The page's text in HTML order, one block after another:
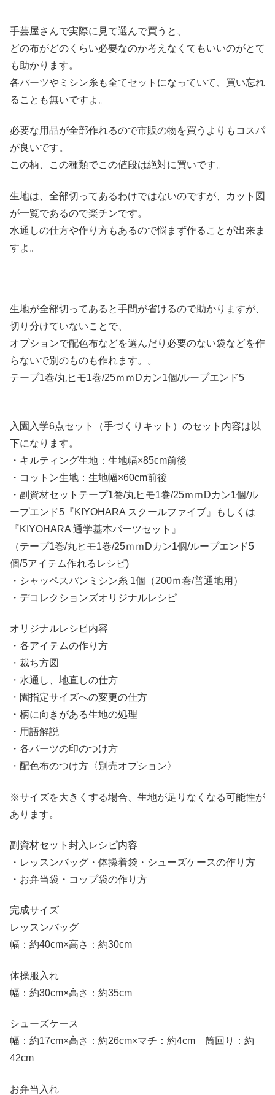
手芸屋さんで実際に見て選んで買うと、
どの布がどのくらい必要なのか考えなくてもいいのがとて
も助かります。
各パーツやミシン糸も全てセットになっていて、買い忘れ
ることも無いですよ。
必要な用品が全部作れるので市販の物を買うよりもコスパ
が良いです。
この柄、この種類でこの値段は絶対に買いです。
生地は、全部切ってあるわけではないのですが、カット図
が一覧であるので楽チンです。
水通しの仕方や作り方もあるので悩まず作ることが出来ま
すよ。
生地が全部切ってあると手間が省けるので助かりますが、
切り分けていないことで、
オプションで配色布などを選んだり必要のない袋などを作
らないで別のものも作れます。。
テープ1巻/丸ヒモ1巻/25ｍｍDカン1個/ループエンド5
入園入学6点セット（手づくりキット）のセット内容は以
下になります。
・キルティング生地：生地幅×85cm前後
・コットン生地：生地幅×60cm前後
・副資材セットテープ1巻/丸ヒモ1巻/25ｍｍDカン1個/ル
ープエンド5『KIYOHARA スクールファイブ』もしくは
『KIYOHARA 通学基本パーツセット』
（テープ1巻/丸ヒモ1巻/25ｍｍDカン1個/ループエンド5
個/5アイテム作れるレシピ)
・シャッペスパンミシン糸 1個（200ｍ巻/普通地用）
・デコレクションズオリジナルレシピ
オリジナルレシピ内容
・各アイテムの作り方
・裁ち方図
・水通し、地直しの仕方
・園指定サイズへの変更の仕方
・柄に向きがある生地の処理
・用語解説
・各パーツの印のつけ方
・配色布のつけ方〈別売オプション〉
※サイズを大きくする場合、生地が足りなくなる可能性が
あります。
副資材セット封入レシピ内容
・レッスンバッグ・体操着袋・シューズケースの作り方
・お弁当袋・コップ袋の作り方
完成サイズ
レッスンバッグ
幅：約40cm×高さ：約30cm
体操服入れ
幅：約30cm×高さ：約35cm
シューズケース
幅：約17cm×高さ：約26cm×マチ：約4cm 筒回り：約
42cm
お弁当入れ